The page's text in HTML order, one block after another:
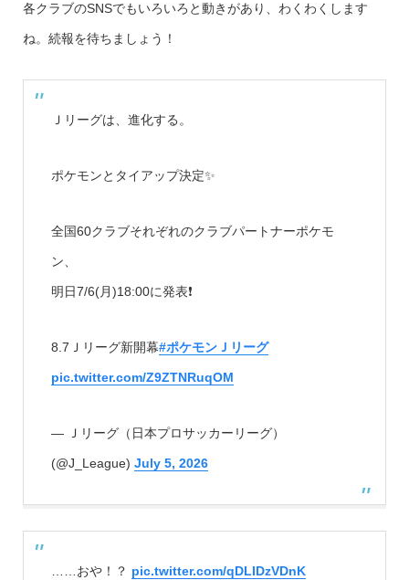
各クラブのSNSでもいろいろと動きがあり、わくわくします
ね。続報を待ちましょう！
Ｊリーグは、進化する。
ポケモンとタイアップ決定✨
全国60クラブそれぞれのクラブパートナーポケモ
ン、
明日7/6(月)18:00に発表❗️
8.7Ｊリーグ新開幕#ポケモンＪリーグ
pic.twitter.com/Z9ZTNRuqOM
— Ｊリーグ（日本プロサッカーリーグ）
(@J_League) July 5, 2026
……おや！？ pic.twitter.com/qDLIDzVDnK